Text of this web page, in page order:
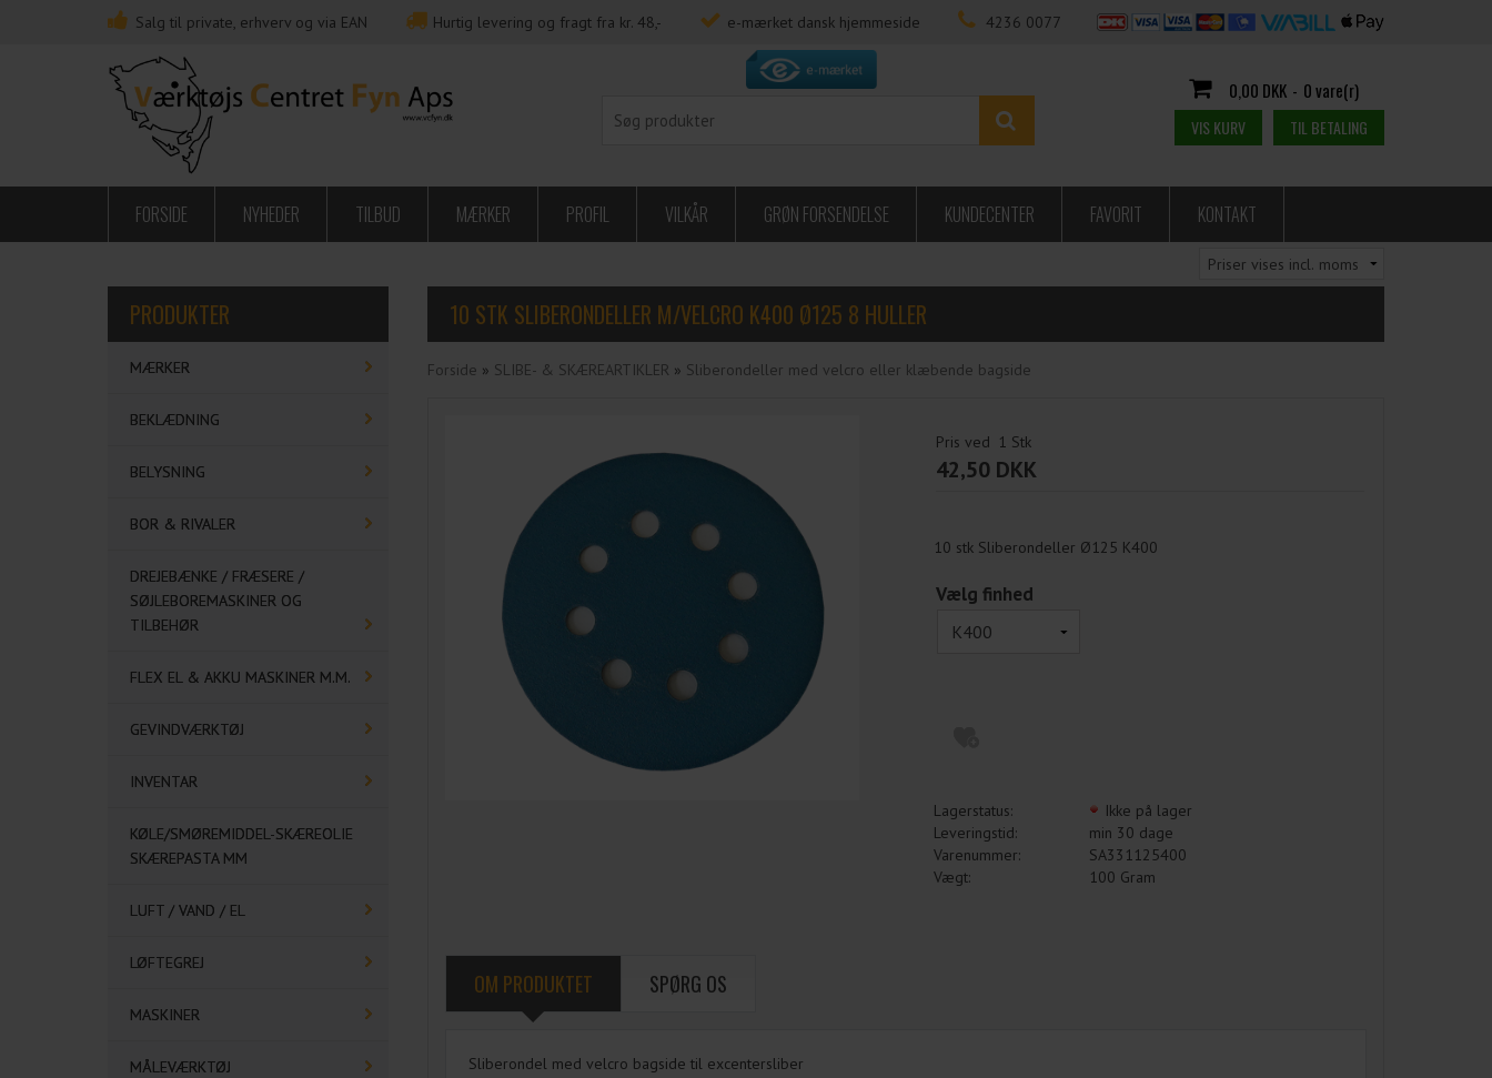
Salg til private, erhverv og via EAN Hurtig levering og fragt fra kr. 48,- e-mærket dansk hjemmeside 4236 0077
0,00 DKK - 0 vare(r)
VIS KURV TIL BETALING
FORSIDE NYHEDER TILBUD MÆRKER PROFIL VILKÅR GRØN FORSENDELSE KUNDECENTER FAVORIT KONTAKT
PRODUKTER
MÆRKER
BEKLÆDNING
BELYSNING
BOR & RIVALER
DREJEBÆNKE / FRÆSERE /
SØJLEBOREMASKINER OG
TILBEHØR
FLEX EL & AKKU MASKINER M.M.
GEVINDVÆRKTØJ
INVENTAR
KØLE/SMØREMIDDEL-SKÆREOLIE
SKÆREPASTA MM
LUFT / VAND / EL
LØFTEGREJ
MASKINER
MÅLEVÆRKTØJ
10 STK SLIBERONDELLER M/VELCRO K400 Ø125 8 HULLER
Forside » SLIBE- & SKÆREARTIKLER » Sliberondeller med velcro eller klæbende bagside
Pris ved 1 Stk
42,50 DKK
10 stk Sliberondeller Ø125 K400
Vælg finhed
Ikke på lager
Lagerstatus:
min 30 dage
Leveringstid:
SA331125400
Varenummer:
100 Gram
Vægt:
OM PRODUKTET SPØRG OS
Sliberondel med velcro bagside til excentersliber